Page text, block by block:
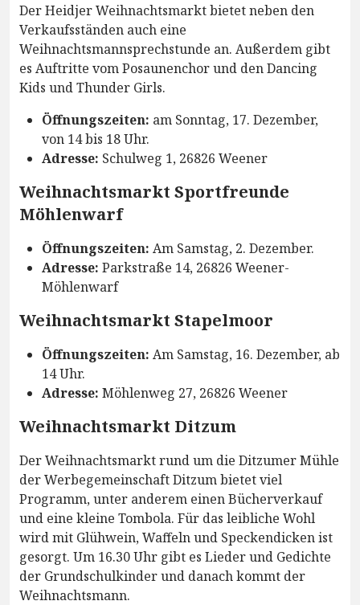
Der Heidjer Weihnachtsmarkt bietet neben den
Verkaufsständen auch eine
Weihnachtsmannsprechstunde an. Außerdem gibt
es Auftritte vom Posaunenchor und den Dancing
Kids und Thunder Girls.
Öffnungszeiten: am Sonntag, 17. Dezember,
von 14 bis 18 Uhr.
Adresse: Schulweg 1, 26826 Weener
Weihnachtsmarkt Sportfreunde
Möhlenwarf
Öffnungszeiten: Am Samstag, 2. Dezember.
Adresse: Parkstraße 14, 26826 Weener-
Möhlenwarf
Weihnachtsmarkt Stapelmoor
Öffnungszeiten: Am Samstag, 16. Dezember, ab
14 Uhr.
Adresse: Möhlenweg 27, 26826 Weener
Weihnachtsmarkt Ditzum
Der Weihnachtsmarkt rund um die Ditzumer Mühle
der Werbegemeinschaft Ditzum bietet viel
Programm, unter anderem einen Bücherverkauf
und eine kleine Tombola. Für das leibliche Wohl
wird mit Glühwein, Waffeln und Speckendicken ist
gesorgt. Um 16.30 Uhr gibt es Lieder und Gedichte
der Grundschulkinder und danach kommt der
Weihnachtsmann.